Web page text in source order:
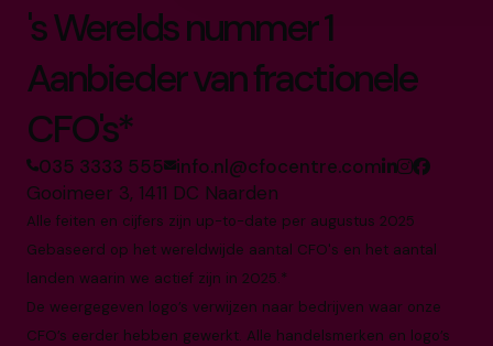
's Werelds nummer 1
Aanbieder van fractionele
CFO's*
035 3333 555 info.nl@cfocentre.com
Gooimeer 3, 1411 DC Naarden
Alle feiten en cijfers zijn up-to-date per augustus 2025
Gebaseerd op het wereldwijde aantal CFO's en het aantal
landen waarin we actief zijn in 2025.*
De weergegeven logo’s verwijzen naar bedrijven waar onze
CFO’s eerder hebben gewerkt. Alle handelsmerken en logo’s